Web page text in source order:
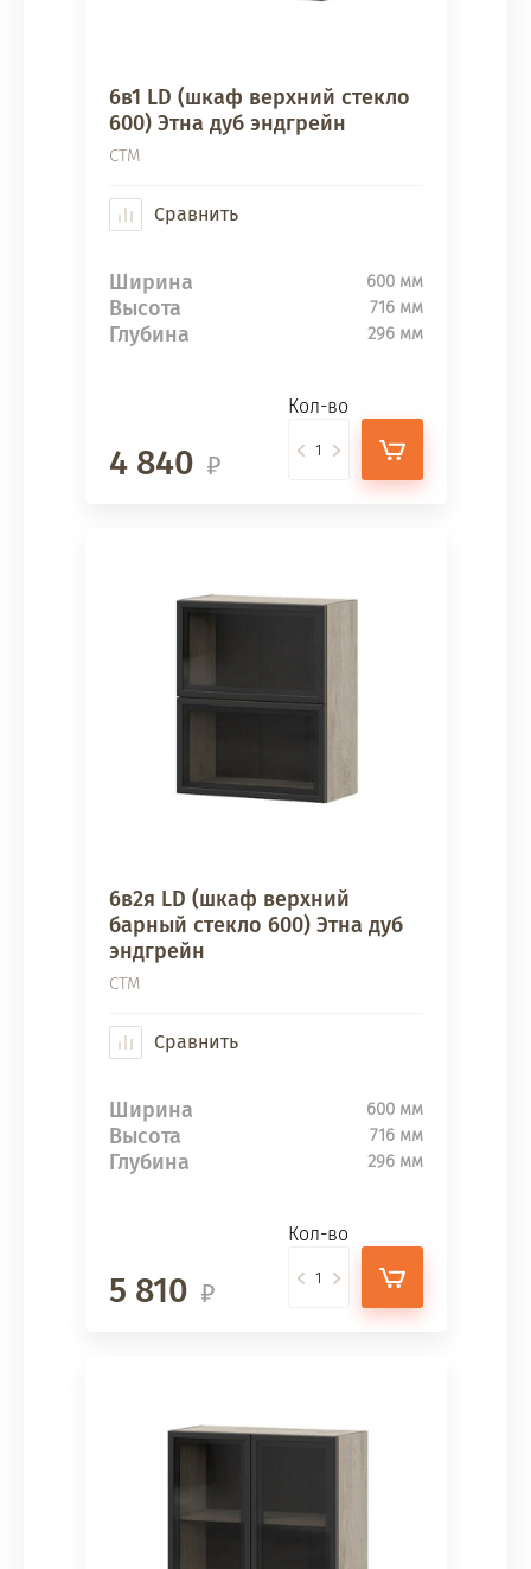
6в1 LD (шкаф верхний стекло
600) Этна дуб эндгрейн
СТМ
Сравнить
Ширина 600 мм
Высота 716 мм
Глубина 296 мм
4 840
Кол-во
6в2я LD (шкаф верхний
барный стекло 600) Этна дуб
эндгрейн
СТМ
Сравнить
Ширина 600 мм
Высота 716 мм
Глубина 296 мм
5 810
Кол-во